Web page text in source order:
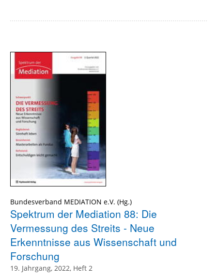
Bundesverband MEDIATION e.V.
Spektrum der Mediation 88: Die
Vermessung des Streits - Neue
Erkenntnisse aus Wissenschaft und
Forschung
19. Jahrgang, 2022, Heft 2